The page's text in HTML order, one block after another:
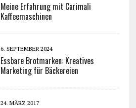
Meine Erfahrung mit Carimali
Kaffeemaschinen
6. SEPTEMBER 2024
Essbare Brotmarken: Kreatives
Marketing für Bäckereien
24. MÄRZ 2017